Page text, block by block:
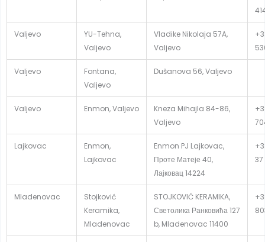
Valjevo
YU-Tehna,
Valjevo
Vladike Nikolaja 57A,
Valjevo
Valjevo
Fontana,
Valjevo
Dušanova 56, Valjevo
Valjevo Enmon, Valjevo
Kneza Mihajla 84-86,
Valjevo
Lajkovac
Enmon,
Lajkovac
Enmon PJ Lajkovac,
Проте Матеје 40,
Лајковац 14224
37
Mladenovac
Stojković
Keramika,
Mladenovac
STOJKOVIĆ KERAMIKA,
Светолика Ранковића 127
b, Mladenovac 11400